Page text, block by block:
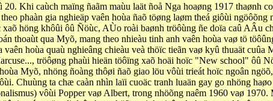
Khi caùch maïng ñaãm maùu laät ñoå Nga hoaøng 1917 thaønh
phaàn gia nghieäp vaên hoùa ñaõ töøng laøm theá giôùi
höng khôûi ôû Ñöùc, AÙo roài baønh tröôùng ñe doïa caû AÂu
thoaùt qua Myõ, mang theo nhieàu tinh anh vaên hoùa vaø tö
hoùa quaù nghieâng chieàu veà thöïc tieãn vaø kyû thuaät
tröôøng phaùi hieän töôïng xaõ hoäi hoïc "New school" ôû
Myõ, nhöng ñoàng thôøi ñaõ giao löu vôùi trieát hoïc ngoân
Chuùng ta chæ caàn nhìn laïi cuoäc tranh luaän gay go nhöng
vôùi Popper vaø Albert, trong nhöõng naêm 1960 vaø 1970.